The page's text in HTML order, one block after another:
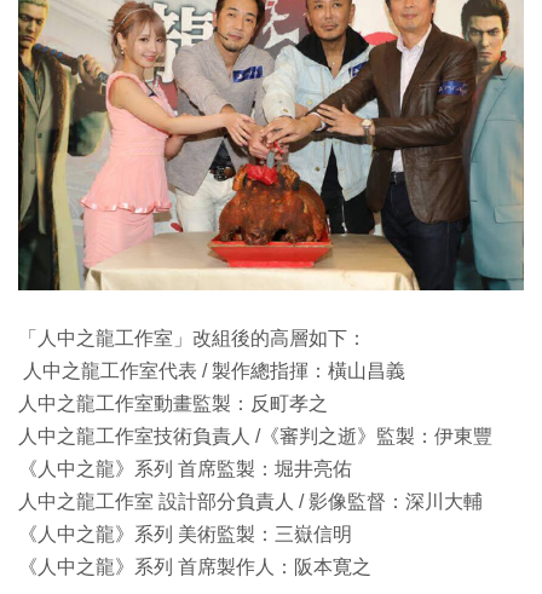
「人中之龍工作室」改組後的高層如下：
人中之龍工作室代表 / 製作總指揮：橫山昌義
人中之龍工作室動畫監製：反町孝之
人中之龍工作室技術負責人 /《審判之逝》監製：伊東豐
《人中之龍》系列 首席監製：堀井亮佑
人中之龍工作室 設計部分負責人 / 影像監督：深川大輔
《人中之龍》系列 美術監製：三嶽信明
《人中之龍》系列 首席製作人：阪本寛之